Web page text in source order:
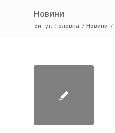
Новини
Ви тут: Головна / Новини /